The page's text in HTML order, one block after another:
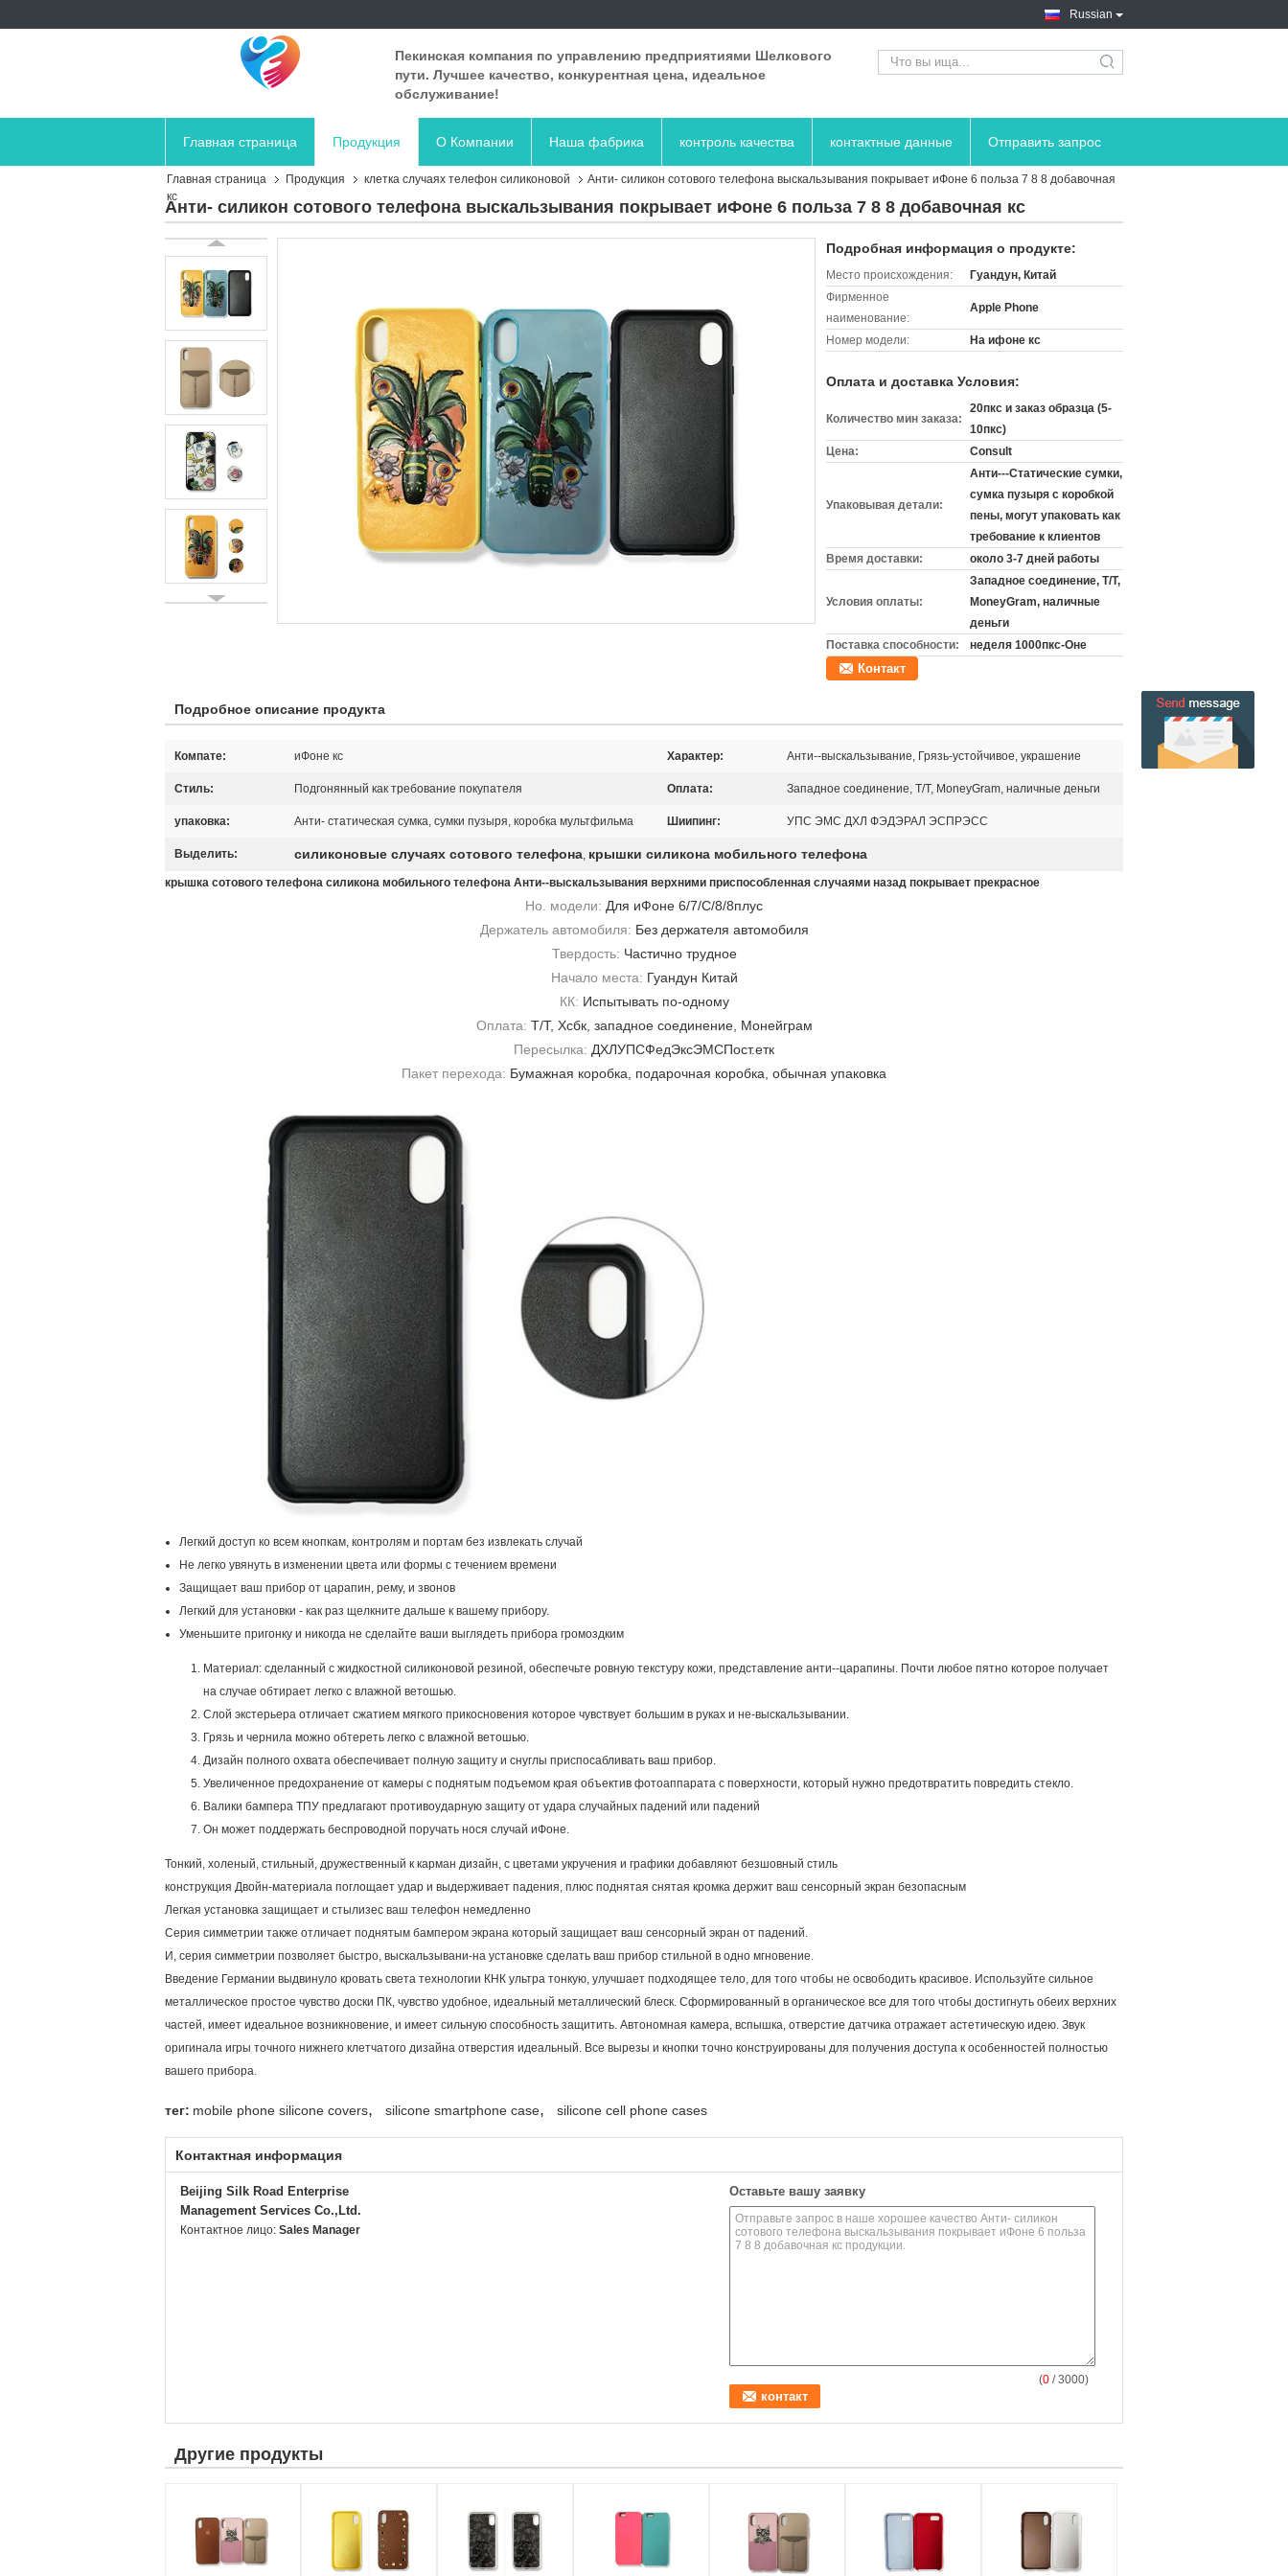
Russian
Пекинская компания по управлению предприятиями Шелкового
пути. Лучшее качество, конкурентная цена, идеальное
обслуживание!
search
Главная страница Продукция О Компании Наша фабрика контроль качества контактные данные Отправить запрос
Главная страница Продукция клетка случаях телефон силиконовой
Анти- силикон сотового телефона выскальзывания покрывает иФоне 6 польза 7 8 8 добавочная
кс
Анти- силикон сотового телефона выскальзывания покрывает иФоне 6 польза 7 8 8 добавочная кс
Подробная информация о продукте:
Место происхождения:
Гуандун, Китай
Фирменное
наименование:
Apple Phone
Номер модели: На ифоне кс
Оплата и доставка Условия:
Количество мин заказа:
20пкс и заказ образца (5-
10пкс)
Цена:
Consult
Упаковывая детали:
Анти---Статические сумки,
сумка пузыря с коробкой
пены, могут упаковать как
требование к клиентов
Время доставки:
около 3-7 дней работы
Условия оплаты:
Западное соединение, T/T,
MoneyGram, наличные
деньги
Поставка способности:
неделя 1000пкс-Оне
Контакт
Подробное описание продукта
Компате: иФоне кс Характер: Анти--выскальзывание, Грязь-устойчивое, украшение
Стиль: Подгонянный как требование покупателя Оплата: Западное соединение, T/T, MoneyGram, наличные деньги
упаковка: Анти- статическая сумка, сумки пузыря, коробка мультфильма Шиипинг: УПС ЭМС ДХЛ ФЭДЭРАЛ ЭСПРЭСС
Выделить: силиконовые случаях сотового телефона, крышки силикона мобильного телефона
крышка сотового телефона силикона мобильного телефона Анти--выскальзывания верхними приспособленная случаями назад покрывает прекрасное
Но. модели: Для иФоне 6/7/С/8/8плус
Держатель автомобиля: Без держателя автомобиля
Твердость: Частично трудное
Начало места: Гуандун Китай
КК: Испытывать по-одному
Оплата: Т/Т, Хсбк, западное соединение, Монейграм
Пересылка: ДХЛУПСФедЭксЭМСПост.етк
Пакет перехода: Бумажная коробка, подарочная коробка, обычная упаковка
Легкий доступ ко всем кнопкам, контролям и портам без извлекать случай
Не легко увянуть в изменении цвета или формы с течением времени
Защищает ваш прибор от царапин, рему, и звонов
Легкий для установки - как раз щелкните дальше к вашему прибору.
Уменьшите пригонку и никогда не сделайте ваши выглядеть прибора громоздким
Материал: сделанный с жидкостной силиконовой резиной, обеспечьте ровную текстуру кожи, представление анти--царапины. Почти любое пятно которое получает
на случае обтирает легко с влажной ветошью.
Слой экстерьера отличает сжатием мягкого прикосновения которое чувствует большим в руках и не-выскальзывании.
Грязь и чернила можно обтереть легко с влажной ветошью.
Дизайн полного охвата обеспечивает полную защиту и снуглы приспосабливать ваш прибор.
Увеличенное предохранение от камеры с поднятым подъемом края объектив фотоаппарата с поверхности, который нужно предотвратить повредить стекло.
Валики бампера ТПУ предлагают противоударную защиту от удара случайных падений или падений
Он может поддержать беспроводной поручать нося случай иФоне.
Тонкий, холеный, стильный, дружественный к карман дизайн, с цветами укручения и графики добавляют безшовный стиль
конструкция Двойн-материала поглощает удар и выдерживает падения, плюс поднятая снятая кромка держит ваш сенсорный экран безопасным
Легкая установка защищает и стылизес ваш телефон немедленно
Серия симметрии также отличает поднятым бампером экрана который защищает ваш сенсорный экран от падений.
И, серия симметрии позволяет быстро, выскальзывани-на установке сделать ваш прибор стильной в одно мгновение.
Введение Германии выдвинуло кровать света технологии КНК ультра тонкую, улучшает подходящее тело, для того чтобы не освободить красивое. Используйте сильное
металлическое простое чувство доски ПК, чувство удобное, идеальный металлический блеск. Сформированный в органическое все для того чтобы достигнуть обеих верхних
частей, имеет идеальное возникновение, и имеет сильную способность защитить. Автономная камера, вспышка, отверстие датчика отражает астетическую идею. Звук
оригинала игры точного нижнего клетчатого дизайна отверстия идеальный. Все вырезы и кнопки точно конструированы для получения доступа к особенностей полностью
вашего прибора.
тег: mobile phone silicone covers, silicone smartphone case, silicone cell phone cases
Контактная информация
Beijing Silk Road Enterprise
Management Services Co.,Ltd.
Контактное лицо: Sales Manager
Оставьте вашу заявку
(0 / 3000)
Другие продукты